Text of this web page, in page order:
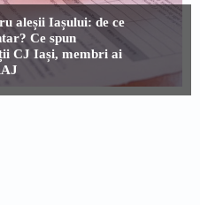
aleșii Iașului: de ce
Ce spun
CJ Iași, membri ai